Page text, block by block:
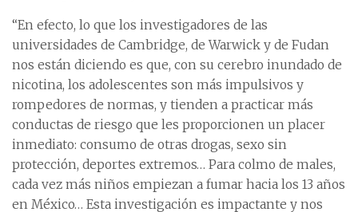
“En efecto, lo que los investigadores de las
universidades de Cambridge, de Warwick y de Fudan
nos están diciendo es que, con su cerebro inundado de
nicotina, los adolescentes son más impulsivos y
rompedores de normas, y tienden a practicar más
conductas de riesgo que les proporcionen un placer
inmediato: consumo de otras drogas, sexo sin
protección, deportes extremos… Para colmo de males,
cada vez más niños empiezan a fumar hacia los 13 años
en México… Esta investigación es impactante y nos